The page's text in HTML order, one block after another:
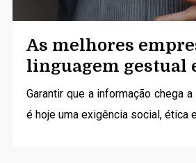
As melhores
linguagem gestual
Garantir que a informação chega
é hoje uma exigência social, ética